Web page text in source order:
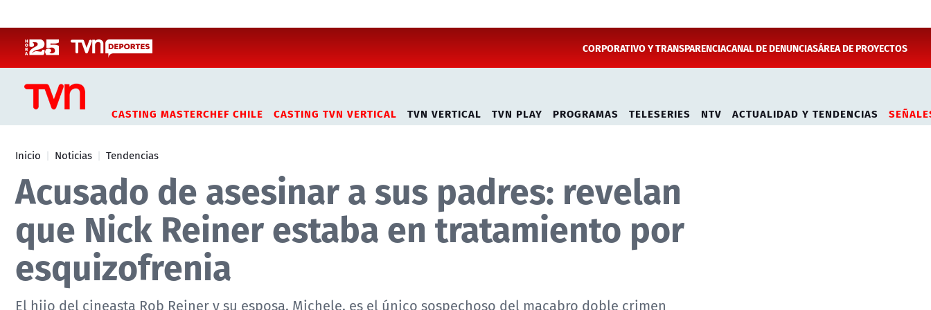
CORPORATIVO Y TRANSPARENCIACANAL DE DENUNCIASÁREA DE PROYECTOS
CASTING MASTERCHEF CHILE CASTING TVN VERTICAL TVN VERTICAL TVN PLAY PROGRAMAS TELESERIES NTV ACTUALIDAD Y TENDENCIAS
Inicio Noticias Tendencias
Acusado de asesinar a sus padres: revelan
que Nick Reiner estaba en tratamiento por
esquizofrenia
El hijo del cineasta Rob Reiner y su esposa, Michele, es el único sospechoso del macabro doble crimen